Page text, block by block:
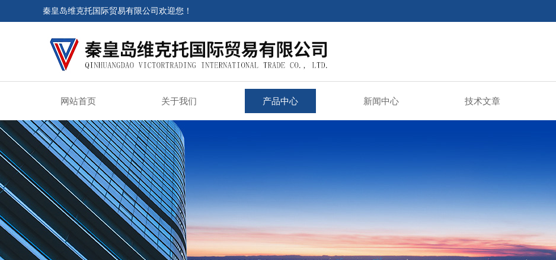
秦皇岛维克托国际贸易有限公司欢迎您！
网站首页 关于我们 产品中心 新闻中心 技术文章